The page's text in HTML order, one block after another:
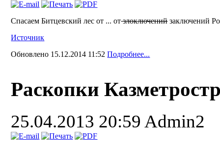
Спасаем Битцевский лес от ... отзлоключенийзаключений
Источник
Обновлено 15.12.2014 11:52Подробнее...
Раскопки
25.04.2013 20:59 Admin2